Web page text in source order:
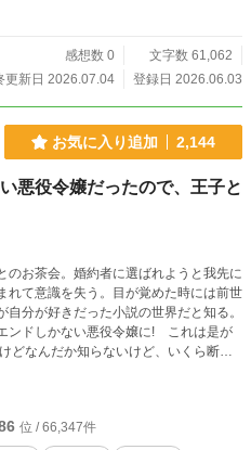
感想数 0
文字数 61,062
更新日 2026.07.04
登録日 2026.06.03
お気に入り追加 2,144
悪役令嬢だったので、王子と
のお茶会。婚約者に選ばれようと我先に
れて意識を失う。目が覚めた時には前世
分が好きだった小説の世界だと知る。
ンドしかない悪役令嬢に! これは是が
なんだか知らないけど、いくら断っ
ンはヒロインで全然攻略しないわでも
くなって来たんで短編から長編に変
位 / 66,347件